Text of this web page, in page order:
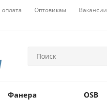
оплата Оптовикам Вакансии
Фанера OSB